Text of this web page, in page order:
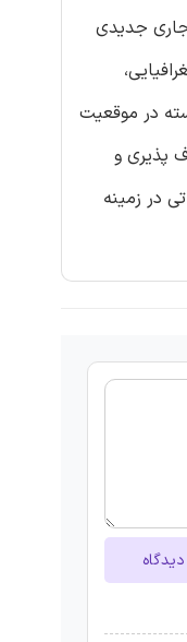
جدیدی
در موقعیت
پذیری و
در زمینه